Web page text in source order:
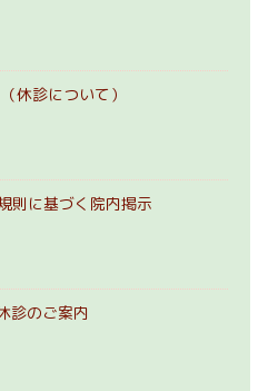
休診について）
則に基づく院内掲示
診のご案内